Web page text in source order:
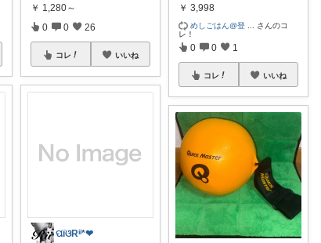
￥ 1,280～
0 0 26
コレ いいね
ପïଓRⁱⁱ*❤︎
￥ 3,998
めしごはん@登
さんのコ
レ！
0 0 1
コレ いいね